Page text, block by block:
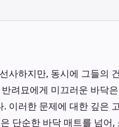
사하지만, 동시에 그들의
려묘에게 미끄러운 바닥
이러한 문제에 대한 깊은
단순한 바닥 매트를 넘어